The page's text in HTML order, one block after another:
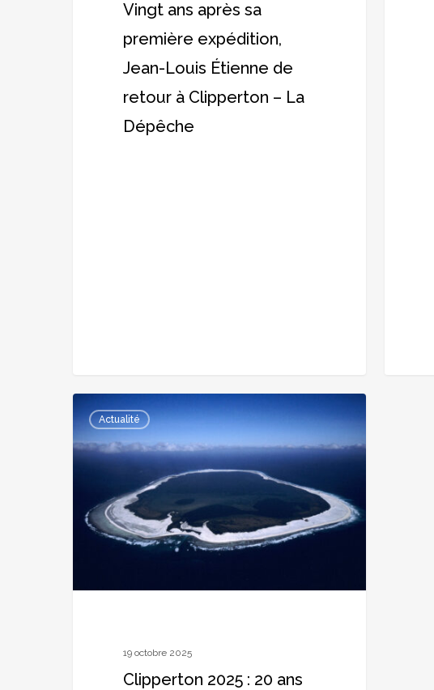
Clipperton
Dépêche
Vingt ans après sa
première expédition,
Jean-Louis Étienne de
retour à Clipperton – La
Dépêche
2025
:
après,
Actualité
19 octobre 2025
Clipperton 2025 : 20 ans